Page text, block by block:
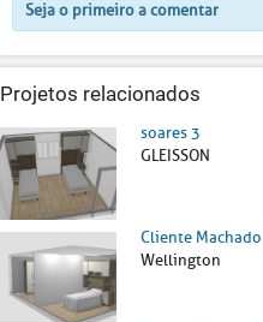
Seja o primeiro a comentar
Projetos relacionados
soares 3
GLEISSON
Cliente Machado
Wellington